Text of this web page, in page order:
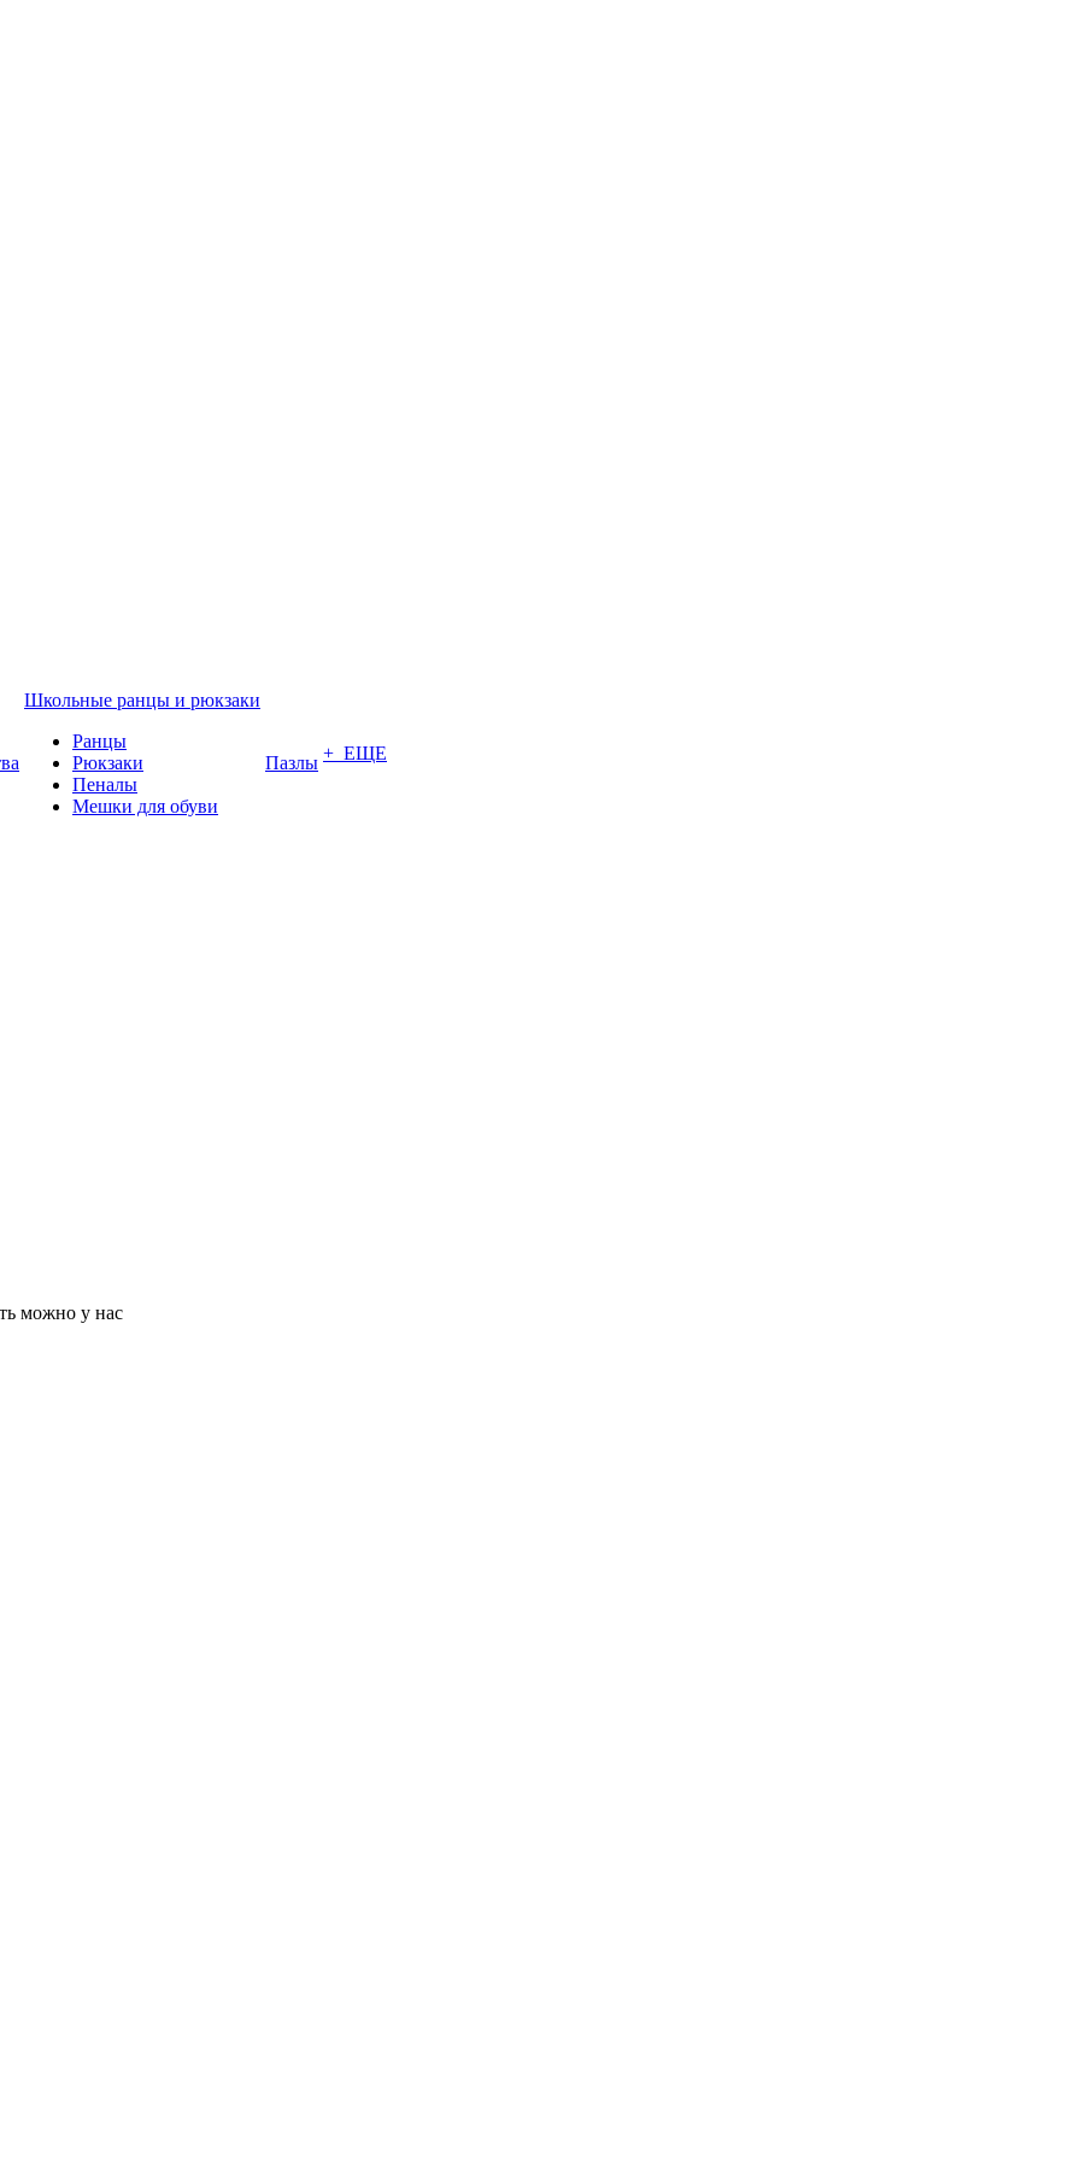
Школьные ранцы и рюкзаки
Ранцы
Рюкзаки
Пеналы
Мешки для обуви
Пазлы + ЕЩЕ
можно у нас